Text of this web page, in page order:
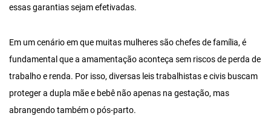
essas garantias sejam efetivadas.
Em um cenário em que muitas mulheres são chefes de família, é
fundamental que a amamentação aconteça sem riscos de perda de
trabalho e renda. Por isso, diversas leis trabalhistas e civis buscam
proteger a dupla mãe e bebê não apenas na gestação, mas
abrangendo também o pós-parto.